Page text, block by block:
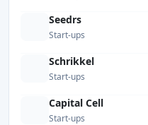
Seedrs
Start-ups
Schrikkel
Start-ups
Capital Cell
Start-ups